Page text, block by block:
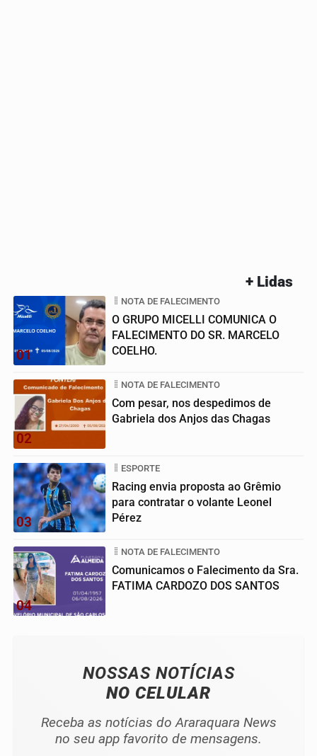
+ Lidas
01
NOTA DE FALECIMENTO
O GRUPO MICELLI COMUNICA O
FALECIMENTO DO SR. MARCELO
COELHO.
02
NOTA DE FALECIMENTO
Com pesar, nos despedimos de
Gabriela dos Anjos das Chagas
03
ESPORTE
Racing envia proposta ao Grêmio
para contratar o volante Leonel
Pérez
04
NOTA DE FALECIMENTO
Comunicamos o Falecimento da Sra.
FATIMA CARDOZO DOS SANTOS
NOSSAS NOTÍCIAS
NO CELULAR
Receba as notícias do Araraquara News
no seu app favorito de mensagens.